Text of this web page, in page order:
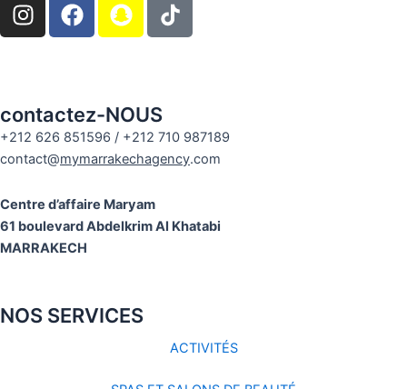
n
g
r
a
a
o
o
k
n
h
a
t
contactez-NOUS
+212 626 851596 / +212 710 987189
contact@mymarrakechagency.com
Centre d’affaire Maryam
61 boulevard Abdelkrim Al Khatabi
MARRAKECH
NOS SERVICES
ACTIVITÉS